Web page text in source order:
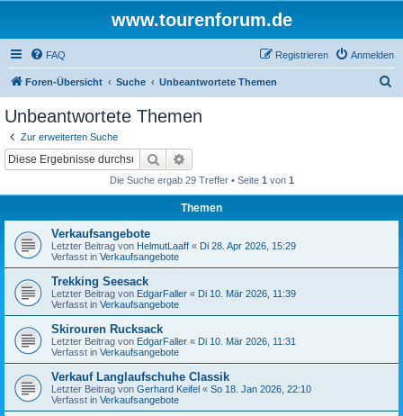
www.tourenforum.de
FAQ Anmelden
Registrieren
Foren-Übersicht Suche Unbeantwortete Themen
Unbeantwortete Themen
Zur erweiterten Suche
Suche
Die Suche ergab 29 Treffer • Seite 1 von 1
Themen
Verkaufsangebote
Letzter Beitrag von HelmutLaaff « Di 28. Apr 2026, 15:29
Verfasst in Verkaufsangebote
Trekking Seesack
Letzter Beitrag von EdgarFaller « Di 10. Mär 2026, 11:39
Verfasst in Verkaufsangebote
Skirouren Rucksack
Letzter Beitrag von EdgarFaller « Di 10. Mär 2026, 11:31
Verfasst in Verkaufsangebote
Verkauf Langlaufschuhe Classik
Letzter Beitrag von Gerhard Keifel « So 18. Jan 2026, 22:10
Verfasst in Verkaufsangebote